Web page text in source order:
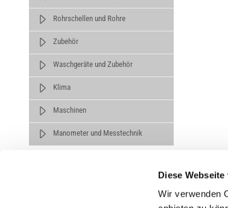
Diese
Wir verwenden
Rohrschellen und Rohre
Zubehör
Waschgeräte und Zubehör
Klima
Maschinen
Manometer und Messtechnik